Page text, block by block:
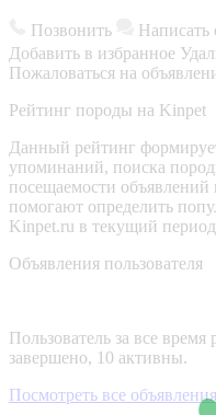
Позвонить Написать
Добавить в избранное
Пожаловаться на
Рейтинг породы на Kinpet
Данный рейтинг
упоминаний, поиска
посещаемости объявлений
помогают определить
Kinpet.ru в текущий
Объявления пользователя
Пользователь за все
завершено, 10 активны.
Посмотреть все объявления